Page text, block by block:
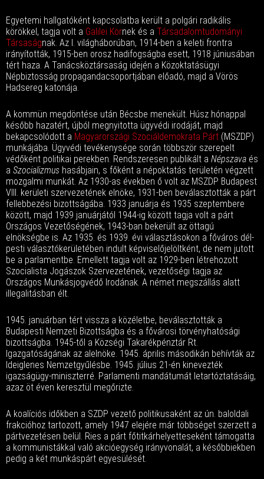
Egyetemi hallgatóként kapcsolatba került a polgári radikális
körökkel, tagja volt a Galilei Körnek és a Társadalomtudományi
Társaságnak. Az I. világháborúban, 1914-ben a keleti frontra
irányították, 1915-ben orosz hadifogságba esett, 1918 júniusában
tért haza. A Tanácsköztársaság idején a Közoktatásügyi
Népbiztosság propagandacsoportjában előadó, majd a Vörös
Hadsereg katonája.
A kommün megdöntése után Bécsbe menekült. Húsz hónappal
később hazatért, újból megnyitotta ügyvédi irodáját, majd
bekapcsolódott a Magyarországi Szociáldemokrata Párt (MSZDP)
munkájába. Ügyvédi tevékenysége során többször szerepelt
védőként politikai perekben. Rendszeresen publikált a Népszava és
a Szocializmus hasábjain, s főként a népoktatás területén végzett
mozgalmi munkát. Az 1930-as években ő volt az MSZDP Budapest
VIII. kerületi szervezetének elnöke, 1931-ben beválasztották a párt
fellebbezési bizottságába. 1933 januárja és 1935 szeptembere
között, majd 1939 januárjától 1944-ig között tagja volt a párt
Országos Vezetőségének, 1943-ban bekerült az öttagú
elnökségbe is. Az 1935. és 1939. évi választásokon a főváros dél-
pesti választókerületében indult képviselőjelöltként, de nem jutott
be a parlamentbe. Emellett tagja volt az 1929-ben létrehozott
Szocialista Jogászok Szervezetének, vezetőségi tagja az
Országos Munkásjogvédő Irodának. A német megszállás alatt
illegalitásban élt.
1945. januárban tért vissza a közéletbe, beválasztották a
Budapesti Nemzeti Bizottságba és a fővárosi törvényhatósági
bizottságba. 1945-től a Községi Takarékpénztár Rt.
Igazgatóságának az alelnöke. 1945. április másodikán behívták az
Ideiglenes Nemzetgyűlésbe. 1945. július 21-én kinevezték
igazságügy-miniszterré. Parlamenti mandátumát letartóztatásáig,
azaz öt éven keresztül megőrizte.
A koalíciós időkben a SZDP vezető politikusaként az ún. baloldali
frakcióhoz tartozott, amely 1947 elejére már többséget szerzett a
pártvezetésen belül. Ries a párt főtitkárhelyetteseként támogatta
a kommunistákkal való akcióegység irányvonalát, a későbbiekben
pedig a két munkáspárt egyesülését.